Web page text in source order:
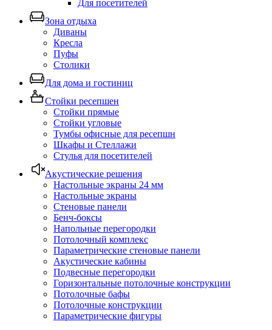
Для посетителей
Зона отдыха
Диваны
Кресла
Пуфы
Столики
Для дома и гостиниц
Стойки ресепшен
Стойки прямые
Стойки угловые
Тумбы офисные для ресепшн
Шкафы и Стеллажи
Стулья для посетителей
Акустические решения
Настольные экраны 24 мм
Настольные экраны
Стеновые панели
Бенч-боксы
Напольные перегородки
Потолочный комплекс
Параметрические стеновые панели
Акустические кабины
Подвесные перегородки
Горизонтальные потолочные конструкции
Потолочные бафы
Потолочные конструкции
Параметрические фигуры